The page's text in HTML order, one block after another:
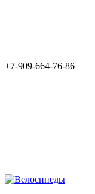
+7-909-664-76-86